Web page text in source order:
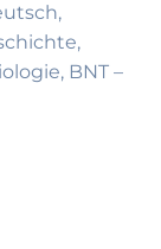
BNT –